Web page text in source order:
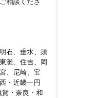
石、垂水、須
灘、住吉、岡
、尼崎、宝
・近畿一円
・奈良・和